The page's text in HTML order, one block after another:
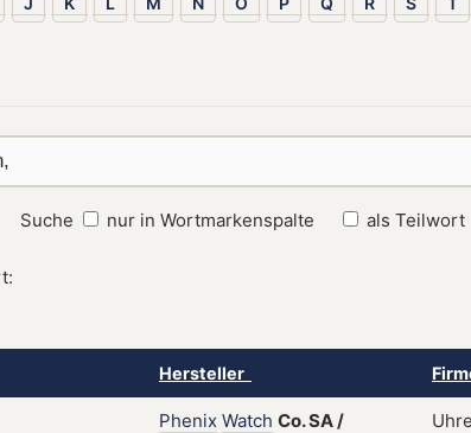
Suche nur in Wortmarkenspalte als Teilwort
Hersteller
Phenix Watch Co.SA/